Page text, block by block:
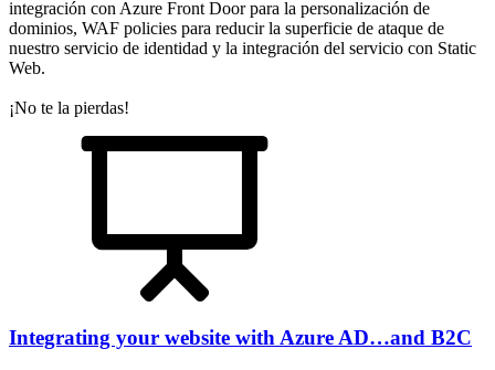
integración con Azure Front Door para la personalización de
dominios, WAF policies para reducir la superficie de ataque de
nuestro servicio de identidad y la integración del servicio con Static
Web.
¡No te la pierdas!
Integrating your website with Azure AD…and B2C